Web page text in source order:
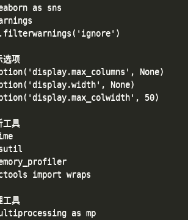
as sns
选项
None)
None)
50)
工具
import wraps
工具
as mp